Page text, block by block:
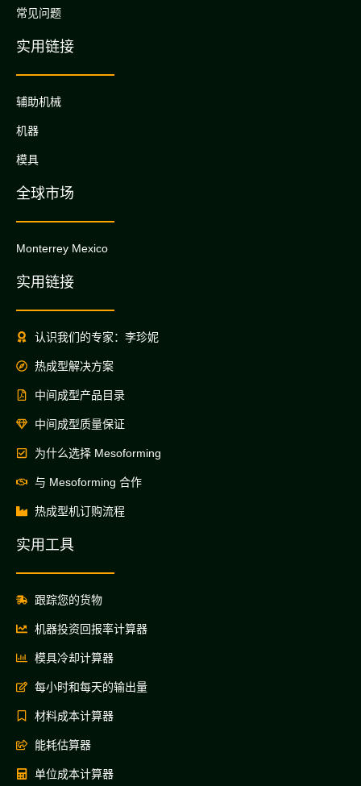
常见问题
实用链接
辅助机械
机器
模具
全球市场
Monterrey Mexico
实用链接
认识我们的专家：李珍妮
热成型解决方案
中间成型产品目录
中间成型质量保证
为什么选择 Mesoforming
与 Mesoforming 合作
热成型机订购流程
实用工具
跟踪您的货物
机器投资回报率计算器
模具冷却计算器
每小时和每天的输出量
材料成本计算器
能耗估算器
单位成本计算器